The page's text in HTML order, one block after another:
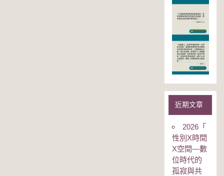
近期文章
2026「
性別Χ時間
Χ空間—數
位時代的
孤寂與共